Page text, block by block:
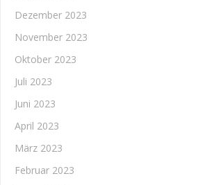
Dezember 2023
November 2023
Oktober 2023
Juli 2023
Juni 2023
April 2023
März 2023
Februar 2023